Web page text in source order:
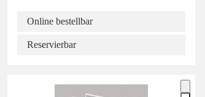
Online bestellbar
Reservierbar